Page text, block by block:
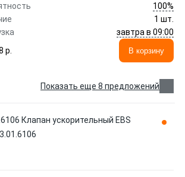
100%
1 шт.
завтра в 09:00
p.
В корзину
Показать еще 8 предложений
Клапан ускорительный EBS